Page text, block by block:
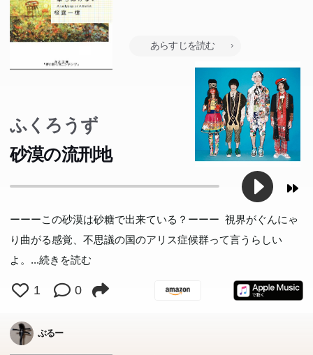
あらすじを読む
ふくろうず
砂漠の流刑地
ーーーこの砂漠は砂糖で出来ている？ーーー 視界がぐんにゃ
り曲がる感覚、不思議の国のアリス症候群って言うらしい
よ。 ...続きを読む
1 0
ぶるー